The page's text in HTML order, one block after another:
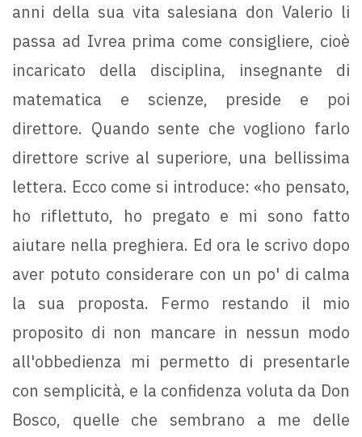
anni della sua vita salesiana don Valerio li
passa ad Ivrea prima come consigliere, cioè
incaricato della disciplina, insegnante di
matematica e scienze, preside e poi
direttore. Quando sente che vogliono farlo
direttore scrive al superiore, una bellissima
lettera. Ecco come si introduce: «ho pensato,
ho riflettuto, ho pregato e mi sono fatto
aiutare nella preghiera. Ed ora le scrivo dopo
aver potuto considerare con un po' di calma
la sua proposta. Fermo restando il mio
proposito di non mancare in nessun modo
all'obbedienza mi permetto di presentarle
con semplicità, e la confidenza voluta da Don
Bosco, quelle che sembrano a me delle